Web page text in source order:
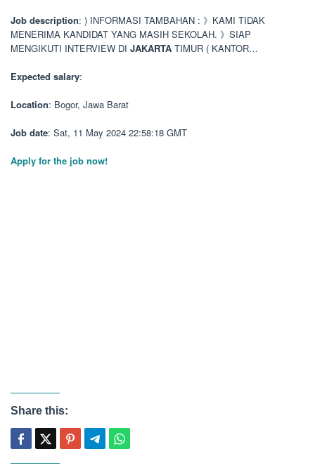
Job description: ) INFORMASI TAMBAHAN : 》KAMI TIDAK
MENERIMA KANDIDAT YANG MASIH SEKOLAH. 》SIAP
MENGIKUTI INTERVIEW DI JAKARTA TIMUR ( KANTOR…
Expected salary:
Location: Bogor, Jawa Barat
Job date: Sat, 11 May 2024 22:58:18 GMT
Apply for the job now!
Share this: